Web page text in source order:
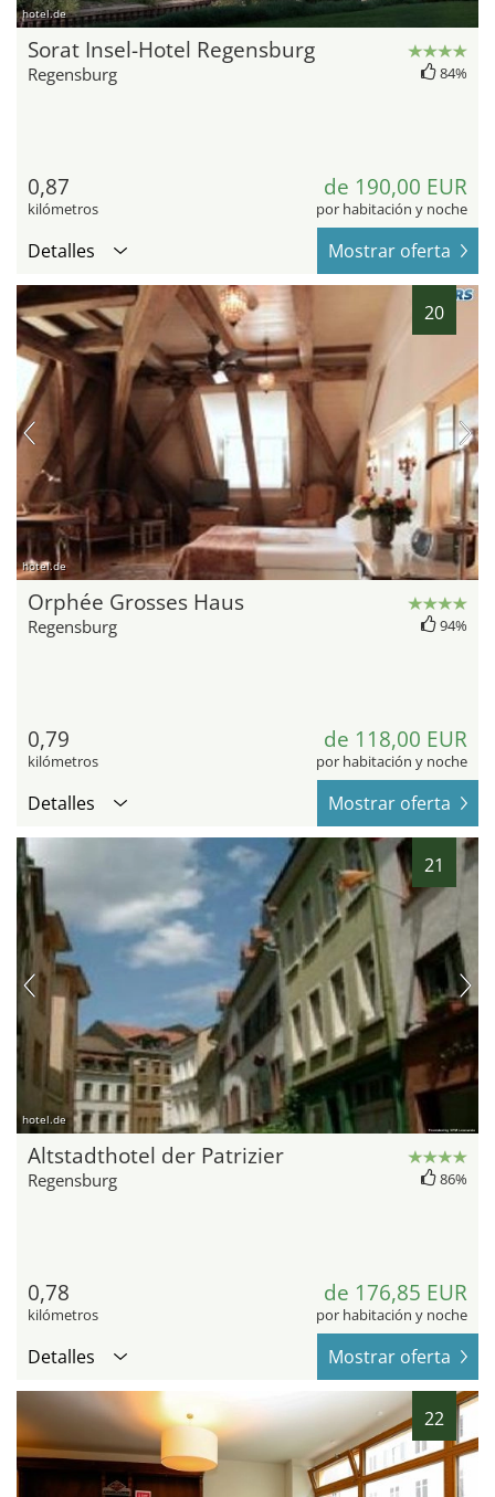
hotel.de
Sorat Insel-Hotel Regensburg
Regensburg 84%
0,87
kilómetros
de 190,00 EUR
por habitación y noche
Detalles Mostrar oferta
20
hotel.de
Orphée Grosses Haus
Regensburg 94%
0,79
kilómetros
de 118,00 EUR
por habitación y noche
Detalles Mostrar oferta
21
hotel.de
Altstadthotel der Patrizier
Regensburg 86%
0,78
kilómetros
de 176,85 EUR
por habitación y noche
Detalles Mostrar oferta
22